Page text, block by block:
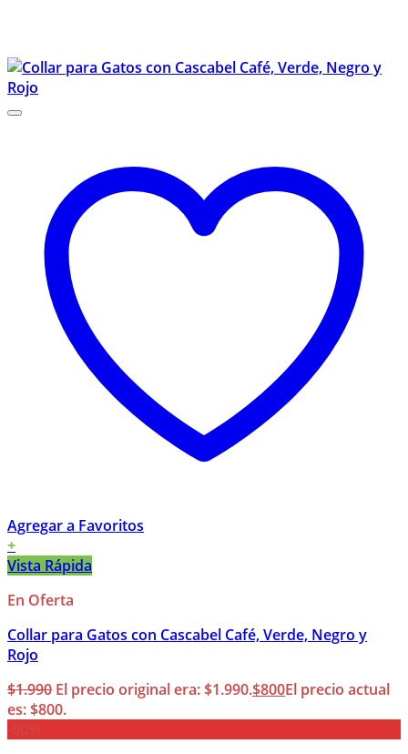
Agregar a Favoritos
+
Vista Rápida
En Oferta
Collar para Gatos con Cascabel Café, Verde, Negro y
Rojo
$1.990 El precio original era: $1.990.$800El precio actual
es: $800.